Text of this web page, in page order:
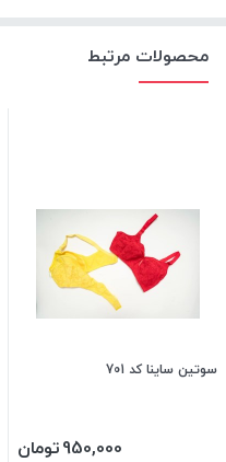
محصولات مرتبط
سوتین ساینا کد 701
950,000تومان